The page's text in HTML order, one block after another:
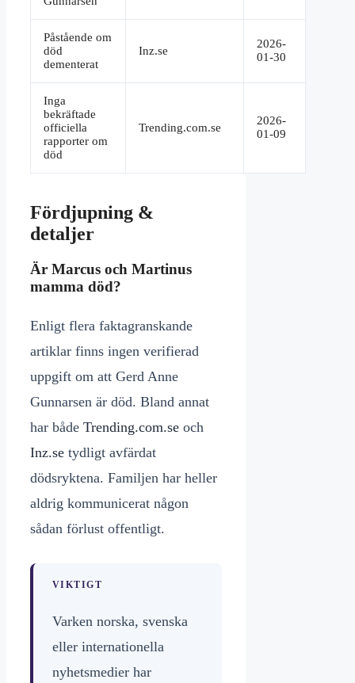
Påstående om
död
dementerat
Inz.se
2026-
01-30
Inga
bekräftade
officiella
rapporter om
död
Trending.com.se
2026-
01-09
Fördjupning &
detaljer
Är Marcus och Martinus
mamma död?
Enligt flera faktagranskande
artiklar finns ingen verifierad
uppgift om att Gerd Anne
Gunnarsen är död. Bland annat
har både Trending.com.se och
Inz.se tydligt avfärdat
dödsryktena. Familjen har heller
aldrig kommunicerat någon
sådan förlust offentligt.
VIKTIGT
Varken norska, svenska
eller internationella
nyhetsmedier har